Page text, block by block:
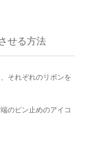
せる方法
それぞれのリボンを
のピン止めのアイコ